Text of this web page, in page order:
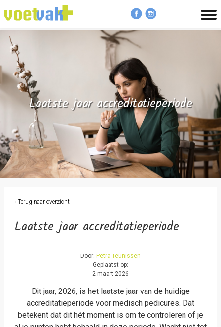
Laatste jaar accreditatieperiode
‹ Terug naar overzicht
Laatste jaar accreditatieperiode
Door: Petra Teunissen
Geplaatst op:
2 maart 2026
Dit jaar, 2026, is het laatste jaar van de huidige
accreditatieperiode voor medisch pedicures. Dat
betekent dat dit hét moment is om te controleren of je